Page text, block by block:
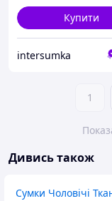
Купити
intersumka
1
Дивись також
Сумки Чоловічі